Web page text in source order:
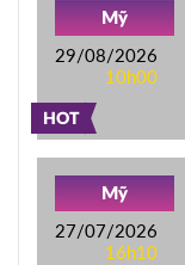
HOT
Mỹ
29/08/2026
10h00
Mỹ
27/07/2026
16h10